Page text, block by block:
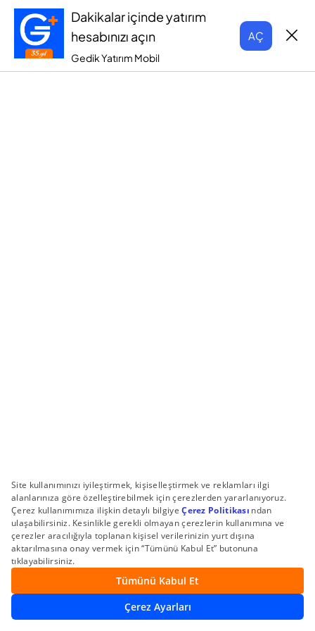
Dakikalar içinde yatırım
hesabınızı açın
Gedik Yatırım Mobil
AÇ